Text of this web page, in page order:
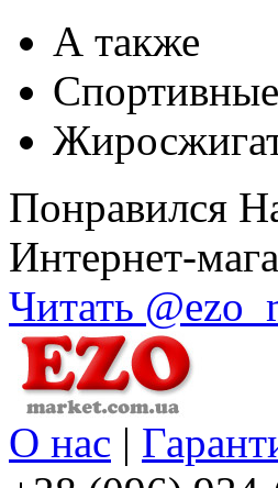
А также
Понравился
Интернет-
Читать
О нас |